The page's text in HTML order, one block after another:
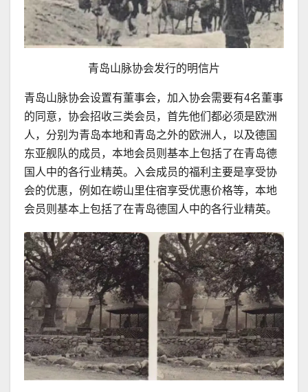
青岛山脉协会发行的明信片
青岛山脉协会设置有董事会，加入协会需要有4名董事
的同意，协会招收三类会员，首先他们都必须是欧洲
人，分别为青岛本地和青岛之外的欧洲人，以及德国
东亚舰队的成员，本地会员则基本上包括了在青岛德
国人中的各行业精英。入会成员的福利主要是享受协
会的优惠，例如在崂山里住宿享受优惠价格等，本地
会员则基本上包括了在青岛德国人中的各行业精英。